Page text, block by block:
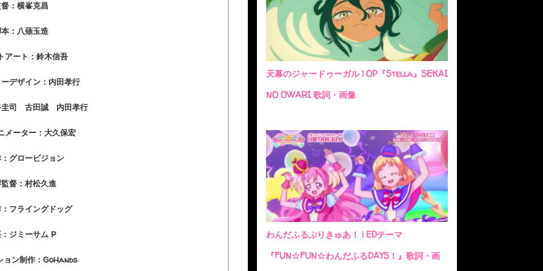
：横峯克昌
：八薙玉造
アート：鈴木信吾
デザイン：内田孝行
圭司 古田誠 内田孝行
メーター：大久保宏
グロービジョン
督：村松久進
フライングドッグ
ジミーサム P
ョン制作：GoHands
天幕のジャードゥーガル | OP『Stella』SEKAI
NO OWARI 歌詞・画像
わんだふるぷりきゅあ！ | EDテーマ
『FUN☆FUN☆わんだふるDAYS！』歌詞・画